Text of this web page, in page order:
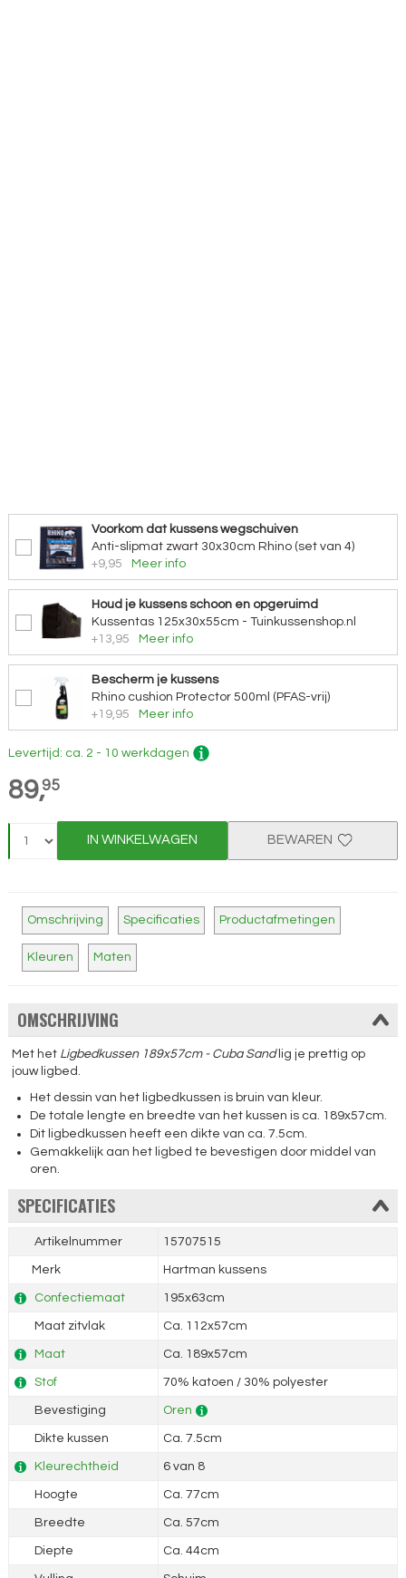
Voorkom dat kussens wegschuiven
Anti-slipmat zwart 30x30cm Rhino (set van 4)
+9,95
Meer info
Houd je kussens schoon en opgeruimd
Kussentas 125x30x55cm - Tuinkussenshop.nl
+13,95
Meer info
Bescherm je kussens
Rhino cushion Protector 500ml (PFAS-vrij)
+19,95
Meer info
Levertijd: ca. 2 - 10 werkdagen
89,95
IN WINKELWAGEN BEWAREN
Omschrijving Specificaties Productafmetingen
Kleuren Maten
OMSCHRIJVING
Met het Ligbedkussen 189x57cm - Cuba Sandlig je prettig op
jouw ligbed.
Het dessin van het ligbedkussen is bruin van kleur.
De totale lengte en breedte van het kussen is ca. 189x57cm.
Dit ligbedkussen heeft een dikte van ca. 7.5cm.
Gemakkelijk aan het ligbed te bevestigen door middel van
oren.
SPECIFICATIES
Artikelnummer 15707515
Merk Hartman kussens
Confectiemaat 195x63cm
Maat zitvlak Ca. 112x57cm
Maat Ca. 189x57cm
Stof 70% katoen / 30% polyester
Bevestiging Oren
Dikte kussen Ca. 7.5cm
Kleurechtheid 6 van 8
Hoogte Ca. 77cm
Breedte Ca. 57cm
Diepte Ca. 44cm